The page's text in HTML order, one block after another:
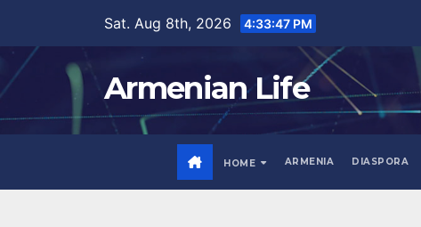
content
Sat. Aug 8th, 2026 4:33:49 PM
Armenian Life
HOME ARMENIA DIASPORA